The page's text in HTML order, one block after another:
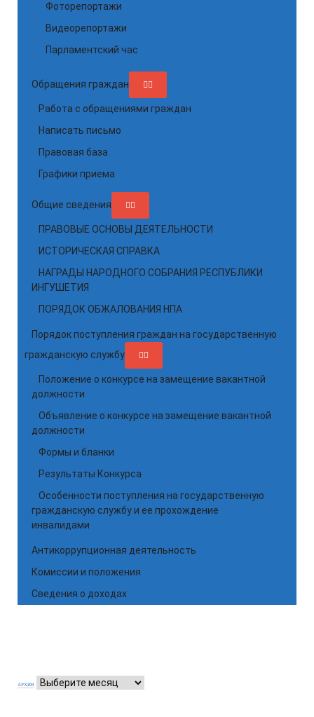
Фоторепортажи
Видеорепортажи
Парламентский час
Обращения граждан
Работа с обращениями граждан
Написать письмо
Правовая база
Графики приема
Общие сведения
ПРАВОВЫЕ ОСНОВЫ ДЕЯТЕЛЬНОСТИ
ИСТОРИЧЕСКАЯ СПРАВКА
НАГРАДЫ НАРОДНОГО СОБРАНИЯ РЕСПУБЛИКИ
ИНГУШЕТИЯ
ПОРЯДОК ОБЖАЛОВАНИЯ НПА
Порядок поступления граждан на государственную
гражданскую службу
Положение о конкурсе на замещение вакантной
должности
Объявление о конкурсе на замещение вакантной
должности
Формы и бланки
Результаты Конкурса
Особенности поступления на государственную
гражданскую службу и ее прохождение
инвалидами
Антикоррупционная деятельность
Комиссии и положения
Сведения о доходах
АРХИВ